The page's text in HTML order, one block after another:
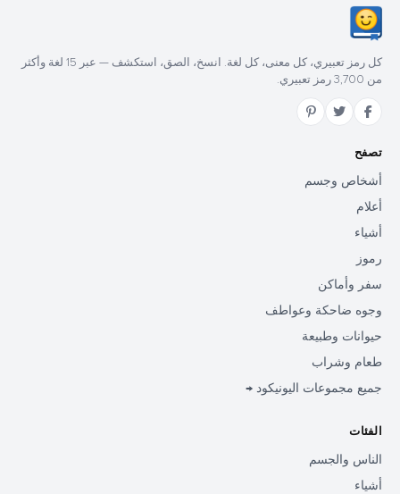
كل رمز تعبيري، كل معنى، كل لغة. انسخ، الصق، استكشف — عبر 15 لغة وأكثر
من 3,700 رمز تعبيري.
تصفح
أشخاص وجسم
أعلام
أشياء
رموز
سفر وأماكن
وجوه ضاحكة وعواطف
حيوانات وطبيعة
طعام وشراب
جميع مجموعات اليونيكود →
الفئات
الناس والجسم
أشياء